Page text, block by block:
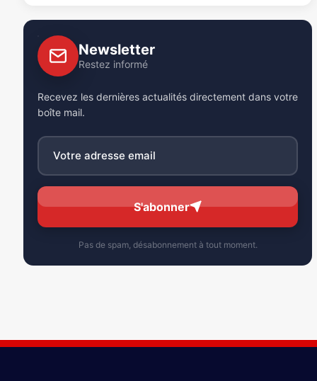
Newsletter
Restez informé
Recevez les dernières actualités directement dans votre
boîte mail.
S'abonner
Pas de spam, désabonnement à tout moment.